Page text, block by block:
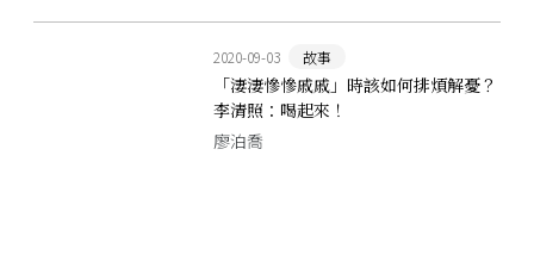
2020-09-03 故事
「淒淒慘慘戚戚」時該如何排煩解憂？
李清照：喝起來！
廖泊喬